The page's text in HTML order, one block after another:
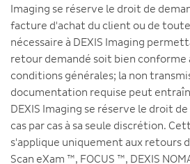
Imaging se réserve le droit de
facture d'achat du client ou de
nécessaire à DEXIS Imaging
retour demandé soit bien conforme
conditions générales; la non
documentation requise peut
DEXIS Imaging se réserve le droit
cas par cas à sa seule discrétion.
s'applique uniquement aux retours
Scan eXam ™, FOCUS ™, DEXIS